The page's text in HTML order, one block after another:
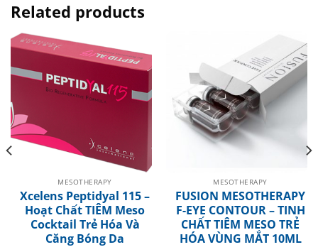
Related products
MESOTHERAPY
Xcelens Peptidyal 115 –
Hoạt Chất TIÊM Meso
Cocktail Trẻ Hóa Và
Căng Bóng Da
MESOTHERAPY
FUSION MESOTHERAPY
F-EYE CONTOUR – TINH
CHẤT TIÊM MESO TRẺ
HÓA VÙNG MẮT 10ML